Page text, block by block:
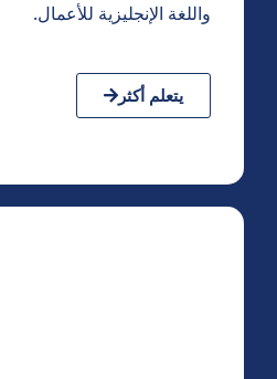
واللغة الإنجليزية للأعمال.
يتعلم أكثر